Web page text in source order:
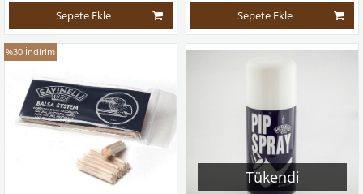
Sepete Ekle
Sepete Ekle
%30 İndirim
Tükendi